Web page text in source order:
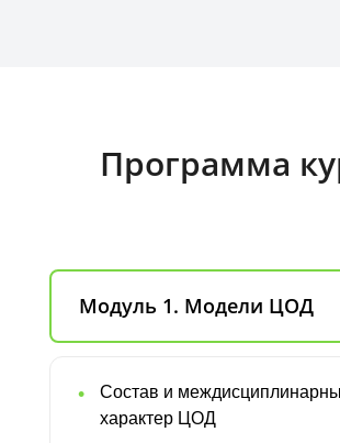
Программа
Модуль 1. Модели ЦОД
Состав и
характер ЦОД